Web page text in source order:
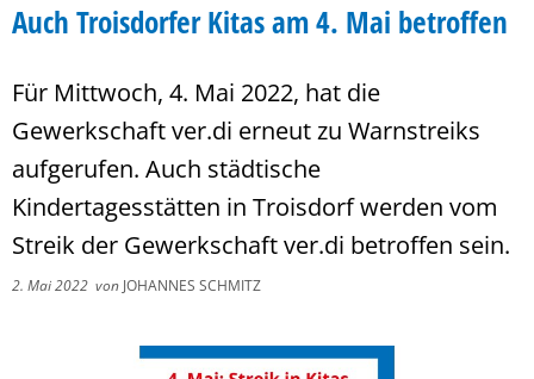
Auch Troisdorfer Kitas am 4. Mai betroffen
Für Mittwoch, 4. Mai 2022, hat die
Gewerkschaft ver.di erneut zu Warnstreiks
aufgerufen. Auch städtische
Kindertagesstätten in Troisdorf werden vom
Streik der Gewerkschaft ver.di betroffen sein.
2. Mai 2022 von JOHANNES SCHMITZ